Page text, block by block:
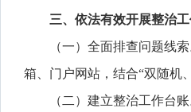
三、依法有效开展整治
（一）全面排查问题线
箱、门户网站，结合“双随机
（二）建立整治工作台